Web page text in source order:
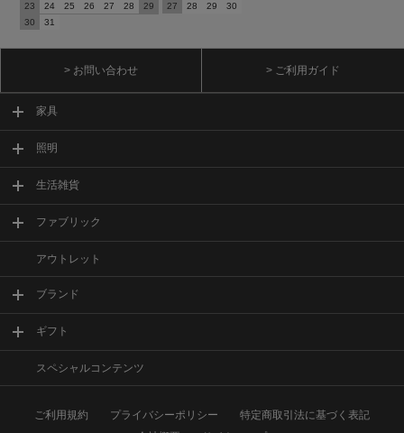
23
24 25 26 27 28
29
30
31
27
28 29 30
> お問い合わせ > ご利用ガイド
家具
照明
生活雑貨
ファブリック
アウトレット
ブランド
ギフト
スペシャルコンテンツ
ご利用規約 プライバシーポリシー
特定商取引法に基づく表記